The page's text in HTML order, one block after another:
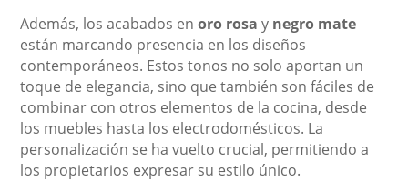
Además, los acabados enoro rosa y negro mate
están marcando presencia en los diseños
contemporáneos. Estos tonos no solo aportan un
toque de elegancia, sino que también son fáciles de
combinar con otros elementos de la cocina, desde
los muebles hasta los electrodomésticos. La
personalización se ha vuelto crucial, permitiendo a
los propietarios expresar su estilo único.